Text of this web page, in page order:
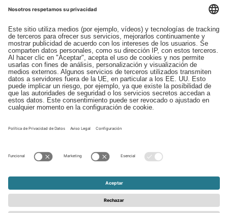
Contacto
EDI
Aviso legal
Canal de Denuncias
Condiciones generales